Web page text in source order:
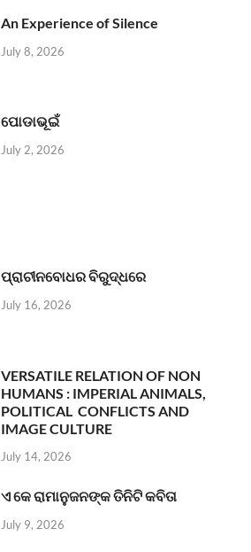
An Experience of Silence
July 8, 2026
ପୋଡାଭୂଇଁ
July 2, 2026
ପ୍ରାଚୀନବୋଧର ବିରୁଦ୍ଧରେ
July 16, 2026
VERSATILE RELATION OF NON
HUMANS : IMPERIAL ANIMALS,
POLITICAL CONFLICTS AND
IMAGE CULTURE
July 14, 2026
ଏ କେ ରାମାନୁଜନଙ୍କ ତିନିଟି କବିତା
July 9, 2026